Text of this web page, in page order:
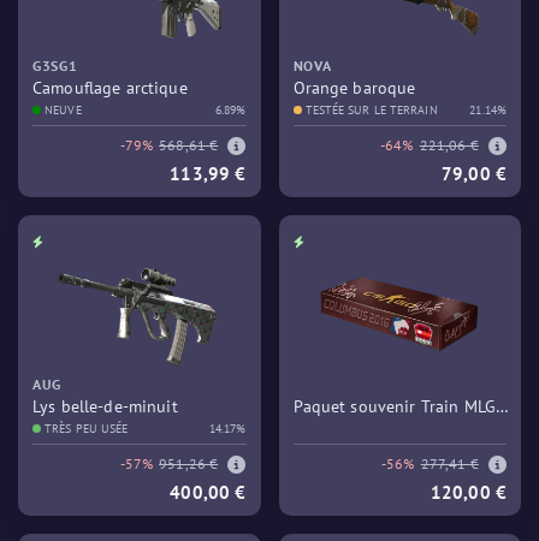
G3SG1
Camouflage arctique
NEUVE 6.89%
-79% 568,61 €
113,99 €
NOVA
Orange baroque
TESTÉE SUR LE TERRAIN 21.14%
-64% 221,06 €
79,00 €
AUG
Lys belle-de-minuit
TRÈS PEU USÉE 14.17%
-57% 951,26 €
400,00 €
Paquet souvenir Train MLG
-56% 277,41 €
120,00 €